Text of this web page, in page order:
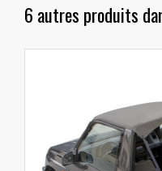
6 autres produits